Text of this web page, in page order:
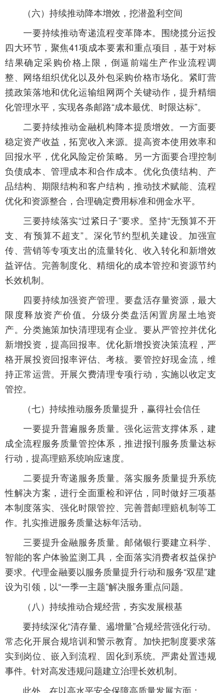
（六）持续推动降本增效，挖潜盈利空间
一要持续推动寄递流程变革降本。围绕揽分运投
四大环节，聚焦41项成本要素和重点项目，基于对标
结果确定采购价格上限，倒逼前端生产作业流程调
整、网络组织优化以及外包采购价格市场化。紧盯营
揽政策落地和优化运输组网两个关键动作，提升精细
化管理水平，实现各条邮路“成本最优、时限达标”。
二要持续推动金融机构降本提质增效。一方面要
稳定资产收益，拓宽收入来源。提高资本使用效率和
回报水平，优化风险定价策略。另一方面要合理控制
负债成本、管理成本和合作成本。优化负债结构、产
品结构、期限结构和客户结构，推动技术赋能、流程
优化和资源整合，合理确定费用标准和佣金水平。
三要持续落实“过紧日子”要求。坚持“无预算不开
支、有预算不超支”。深化节约型机关建设。加强宣
传、营销等专项支出的流量转化、收入转化和新增效
益评估。完善制度化、精细化的成本管控和资源节约
长效机制。
四要持续加强资产管理。要盘活存量资源，最大
限度释放资产价值。分级分类盘活闲置房屋土地资
产。分类施策加快清理现有企业。要从严管控并优化
新增投资，提高回报率。优化新增投资决策流程，严
格开展投资回报率评估、考核。要管控好现金流，维
持正常运营。开展欠费清理专项行动，实施以收定支
管控。
（七）持续推动服务质量提升，赢得社会信任
一要提升普遍服务质量。强化运营支撑体系，建
成全流程服务质量管控体系，推进报刊服务质量达标
行动，提高理赔系统响应速度。
二要提升寄递服务质量。落实服务质量提升系统
性解决方案，进行全面重检和评估，同时做好三项基
本制度落实、强化时限管控、完善普邮理赔机制等工
作。扎实推进服务质量达标年活动。
三要提升金融服务质量。邮储银行要建立科学、
智能的客户体验监测工具，全面落实消费者权益保护
要求。代理金融要以服务质量提升行动和服务“双星”建
设为引领，以“一季一主题”解决服务重点问题。
（八）持续推动合规经营，夯实发展根基
要持续深化“清存量、遏增量”合规经营强化行动。
常态化开展合规培训和警示教育。加快把制度要求落
实到岗位、嵌入到流程、固化到系统。严肃处置违规
事件。针对高发违规问题建立治理长效机制。
此外，在以高水平安全保障高质量发展方面：